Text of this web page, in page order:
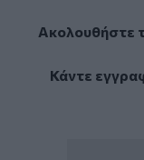
Ακολουθήστε
Κάντε